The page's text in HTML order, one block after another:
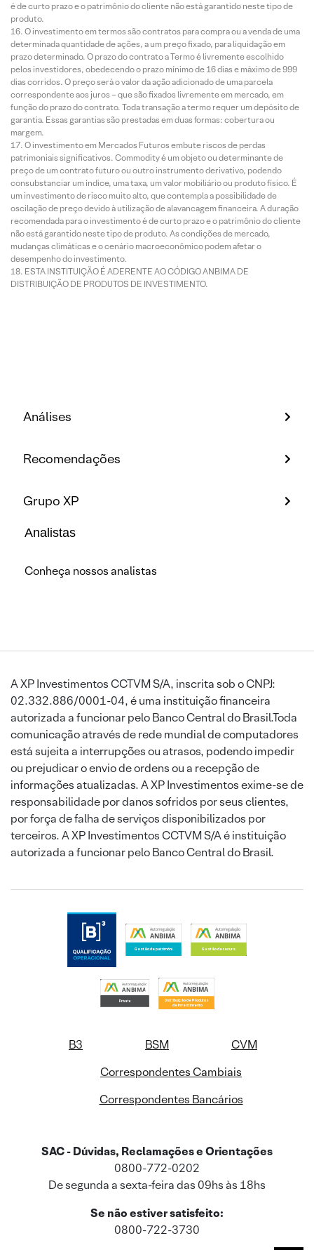
é de curto prazo e o patrimônio do cliente não está garantido neste tipo de
produto.
O investimento em termos são contratos para compra ou a venda de uma
determinada quantidade de ações, a um preço fixado, para liquidação em
prazo determinado. O prazo do contrato a Termo é livremente escolhido
pelos investidores, obedecendo o prazo mínimo de 16 dias e máximo de 999
dias corridos. O preço será o valor da ação adicionado de uma parcela
correspondente aos juros – que são fixados livremente em mercado, em
função do prazo do contrato. Toda transação a termo requer um depósito de
garantia. Essas garantias são prestadas em duas formas: cobertura ou
margem.
O investimento em Mercados Futuros embute riscos de perdas
patrimoniais significativos. Commodity é um objeto ou determinante de
preço de um contrato futuro ou outro instrumento derivativo, podendo
consubstanciar um índice, uma taxa, um valor mobiliário ou produto físico. É
um investimento de risco muito alto, que contempla a possibilidade de
oscilação de preço devido à utilização de alavancagem financeira. A duração
recomendada para o investimento é de curto prazo e o patrimônio do cliente
não está garantido neste tipo de produto. As condições de mercado,
mudanças climáticas e o cenário macroeconômico podem afetar o
desempenho do investimento.
ESTA INSTITUIÇÃO É ADERENTE AO CÓDIGO ANBIMA DE
DISTRIBUIÇÃO DE PRODUTOS DE INVESTIMENTO.
Análises
Recomendações
Grupo XP
Analistas
Conheça nossos analistas
A XP Investimentos CCTVM S/A, inscrita sob o CNPJ:
02.332.886/0001-04, é uma instituição financeira
autorizada a funcionar pelo Banco Central do Brasil.Toda
comunicação através de rede mundial de computadores
está sujeita a interrupções ou atrasos, podendo impedir
ou prejudicar o envio de ordens ou a recepção de
informações atualizadas. A XP Investimentos exime-se de
responsabilidade por danos sofridos por seus clientes,
por força de falha de serviços disponibilizados por
terceiros. A XP Investimentos CCTVM S/A é instituição
autorizada a funcionar pelo Banco Central do Brasil.
B3 BSM
CVM
Correspondentes Cambiais
Correspondentes Bancários
SAC - Dúvidas, Reclamações e Orientações
0800-772-0202
De segunda a sexta-feira das 09hs às 18hs
Se não estiver satisfeito:
0800-722-3730